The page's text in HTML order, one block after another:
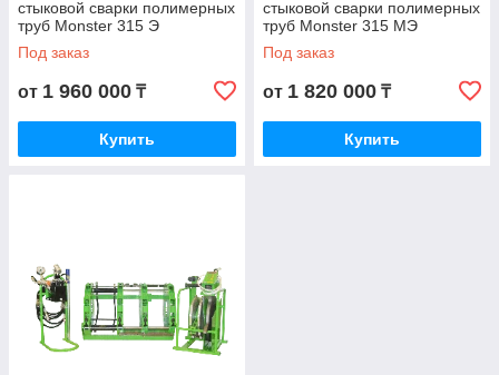
стыковой сварки полимерных
труб Monster 315 Э
Под заказ
от 1 960 000 ₸
Купить
стыковой сварки полимерных
труб Monster 315 МЭ
Под заказ
от 1 820 000 ₸
Купить